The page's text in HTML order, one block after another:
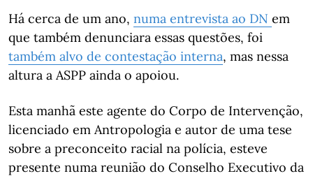
Há cerca de um ano, numa entrevista ao DN em
que também denunciara essas questões, foi
também alvo de contestação interna, mas nessa
altura a ASPP ainda o apoiou.
Esta manhã este agente do Corpo de Intervenção,
licenciado em Antropologia e autor de uma tese
sobre a preconceito racial na polícia, esteve
presente numa reunião do Conselho Executivo da